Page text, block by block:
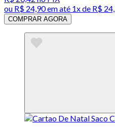
ou R$ 24,90em até 1x de R$
COMPRAR AGORA